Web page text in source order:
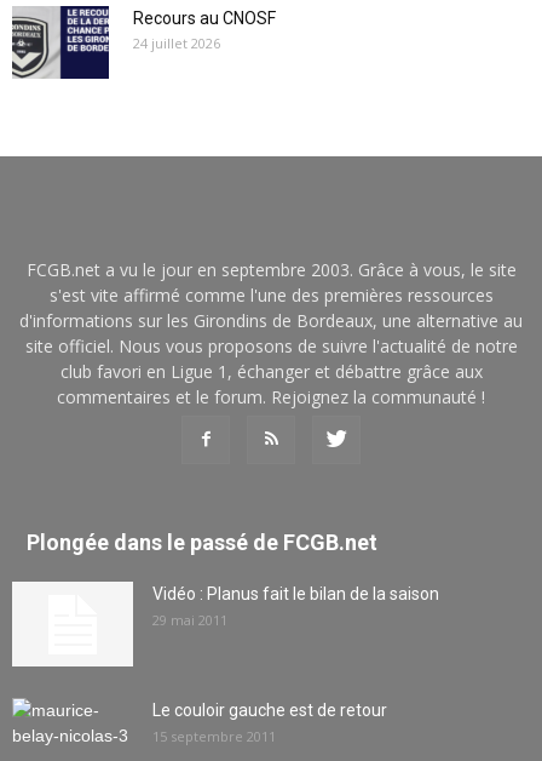
Recours au CNOSF
24 juillet 2026
FCGB.net a vu le jour en septembre 2003. Grâce à vous, le site
s'est vite affirmé comme l'une des premières ressources
d'informations sur les Girondins de Bordeaux, une alternative au
site officiel. Nous vous proposons de suivre l'actualité de notre
club favori en Ligue 1, échanger et débattre grâce aux
commentaires et le forum. Rejoignez la communauté !
Plongée dans le passé de FCGB.net
Vidéo : Planus fait le bilan de la saison
29 mai 2011
Le couloir gauche est de retour
15 septembre 2011